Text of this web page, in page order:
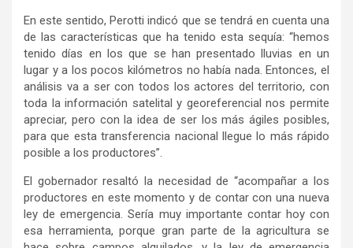
En este sentido, Perotti indicó que se tendrá en cuenta una
de las características que ha tenido esta sequía: “hemos
tenido días en los que se han presentado lluvias en un
lugar y a los pocos kilómetros no había nada. Entonces, el
análisis va a ser con todos los actores del territorio, con
toda la información satelital y georeferencial nos permite
apreciar, pero con la idea de ser los más ágiles posibles,
para que esta transferencia nacional llegue lo más rápido
posible a los productores”.
El gobernador resaltó la necesidad de “acompañar a los
productores en este momento y de contar con una nueva
ley de emergencia. Sería muy importante contar hoy con
esa herramienta, porque gran parte de la agricultura se